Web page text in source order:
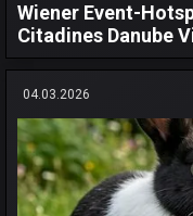
Wiener Event-
Citadines Danube
04.03.2026